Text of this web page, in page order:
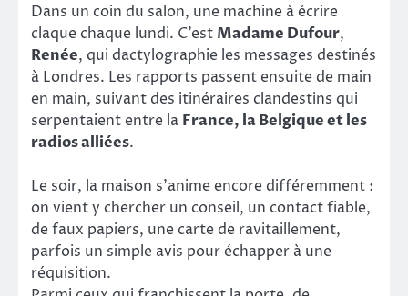
Dans un coin du salon, une machine à écrire
claque chaque lundi. C’est Madame Dufour,
Renée, qui dactylographie les messages destinés
à Londres. Les rapports passent ensuite de main
en main, suivant des itinéraires clandestins qui
serpentaient entre la France, la Belgique et les
radios alliées.
Le soir, la maison s’anime encore différemment :
on vient y chercher un conseil, un contact fiable,
de faux papiers, une carte de ravitaillement,
parfois un simple avis pour échapper à une
réquisition.